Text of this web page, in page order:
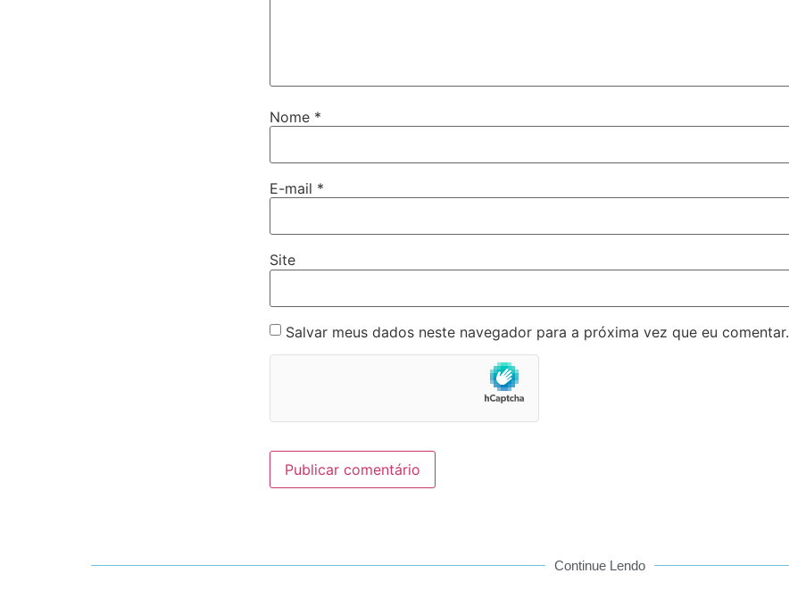
Nome *
E-mail *
Site
Salvar meus dados neste navegador para a próxima vez que eu comentar.
Continue Lendo